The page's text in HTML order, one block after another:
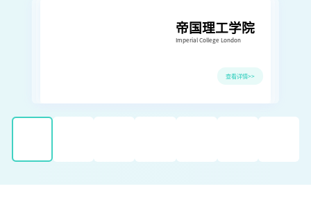
帝国理工学院
Imperial College London
查看详情>>